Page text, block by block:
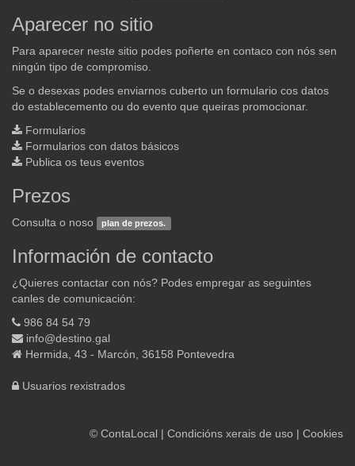
Aparecer no sitio
Para aparecer neste sitio podes poñerte en contaco con nós sen
ningún tipo de compromiso.
Se o desexas podes enviarnos cuberto un formulario cos datos
do establecemento ou do evento que queiras promocionar.
Formularios
Formularios con datos básicos
Publica os teus eventos
Prezos
Consulta o noso plan de prezos.
Información de contacto
¿Quieres contactar con nós? Podes empregar as seguintes
canles de comunicación:
986 84 54 79
info@destino.gal
Hermida, 43 - Marcón, 36158 Pontevedra
Usuarios rexistrados
© ContaLocal | Condicións xerais de uso | Cookies